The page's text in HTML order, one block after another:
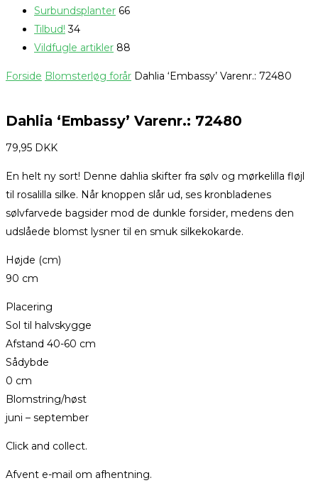
Surbundsplanter 66
Tilbud! 34
Vildfugle artikler 88
Forside Blomsterløg forår Dahlia ‘Embassy’ Varenr.: 72480
Dahlia ‘Embassy’ Varenr.: 72480
79,95 DKK
En helt ny sort! Denne dahlia skifter fra sølv og mørkelilla fløjl
til rosalilla silke. Når knoppen slår ud, ses kronbladenes
sølvfarvede bagsider mod de dunkle forsider, medens den
udslåede blomst lysner til en smuk silkekokarde.
Højde (cm)
90 cm
Placering
Sol til halvskygge
Afstand 40-60 cm
Sådybde
0 cm
Blomstring/høst
juni – september
Click and collect.
Afvent e-mail om afhentning.